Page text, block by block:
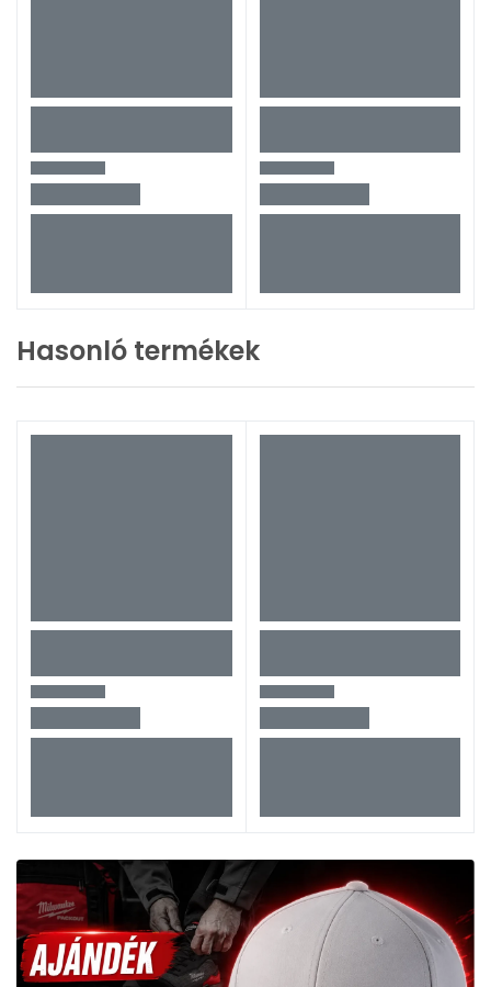
Hasonló termékek